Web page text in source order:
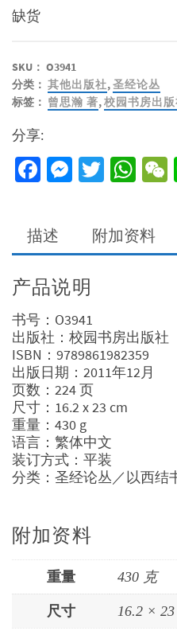
缺货
SKU： O3941
分类： 其他出版社,圣经论丛
标签： 曾思瀚 著,校园书房出
分享:
Facebook
描述 附加资料
产品说明
书号：O3941
出版社：校园书房出版社
ISBN：9789861982359
出版日期：2011年12月
页数：224 页
尺寸：16.2 x 23 cm
重量：430 g
语言：繁体中文
装订方式：平装
分类：圣经论丛／以西结
附加资料
重量 430 克
尺寸 16.2 ×